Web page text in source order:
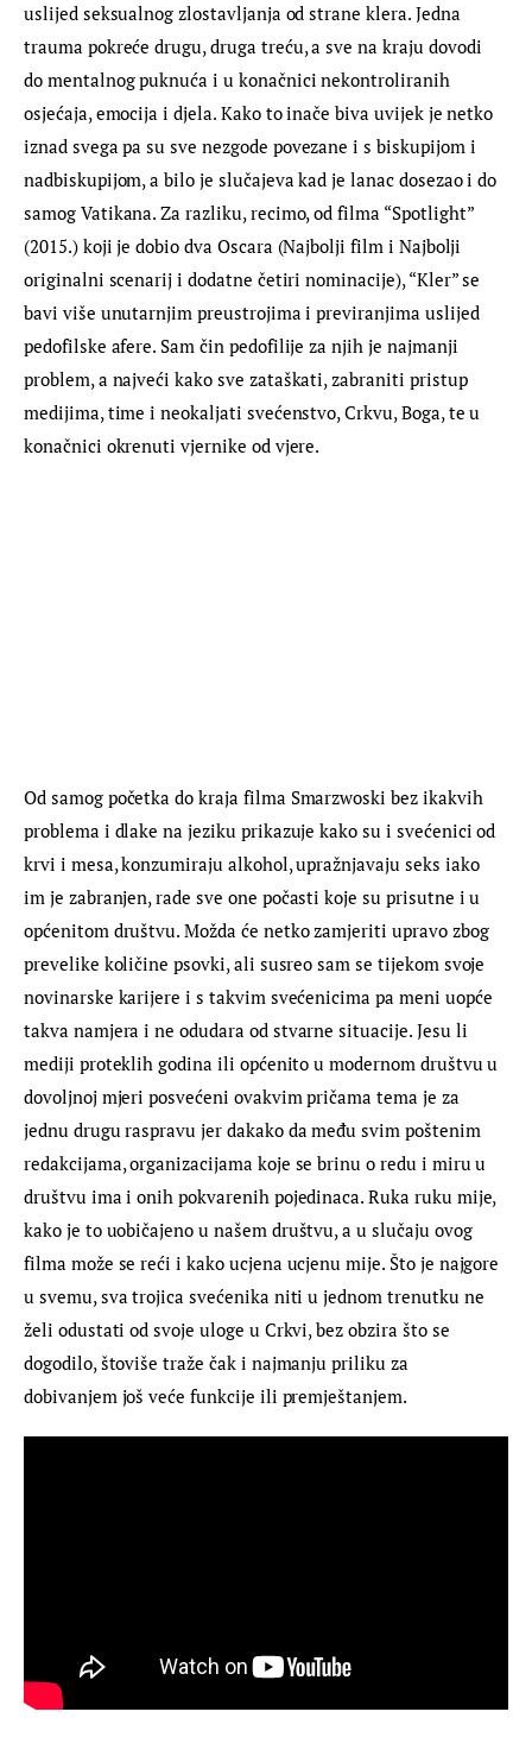
uslijed seksualnog zlostavljanja od strane klera. Jedna
trauma pokreće drugu, druga treću, a sve na kraju dovodi
do mentalnog puknuća i u konačnici nekontroliranih
osjećaja, emocija i djela. Kako to inače biva uvijek je netko
iznad svega pa su sve nezgode povezane i s biskupijom i
nadbiskupijom, a bilo je slučajeva kad je lanac dosezao i do
samog Vatikana. Za razliku, recimo, od filma “Spotlight”
(2015.) koji je dobio dva Oscara (Najbolji film i Najbolji
originalni scenarij i dodatne četiri nominacije), “Kler” se
bavi više unutarnjim preustrojima i previranjima uslijed
pedofilske afere. Sam čin pedofilije za njih je najmanji
problem, a najveći kako sve zataškati, zabraniti pristup
medijima, time i neokaljati svećenstvo, Crkvu, Boga, te u
konačnici okrenuti vjernike od vjere.
Od samog početka do kraja filma Smarzwoski bez ikakvih
problema i dlake na jeziku prikazuje kako su i svećenici od
krvi i mesa, konzumiraju alkohol, upražnjavaju seks iako
im je zabranjen, rade sve one počasti koje su prisutne i u
općenitom društvu. Možda će netko zamjeriti upravo zbog
prevelike količine psovki, ali susreo sam se tijekom svoje
novinarske karijere i s takvim svećenicima pa meni uopće
takva namjera i ne odudara od stvarne situacije. Jesu li
mediji proteklih godina ili općenito u modernom društvu u
dovoljnoj mjeri posvećeni ovakvim pričama tema je za
jednu drugu raspravu jer dakako da među svim poštenim
redakcijama, organizacijama koje se brinu o redu i miru u
društvu ima i onih pokvarenih pojedinaca. Ruka ruku mije,
kako je to uobičajeno u našem društvu, a u slučaju ovog
filma može se reći i kako ucjena ucjenu mije. Što je najgore
u svemu, sva trojica svećenika niti u jednom trenutku ne
želi odustati od svoje uloge u Crkvi, bez obzira što se
dogodilo, štoviše traže čak i najmanju priliku za
dobivanjem još veće funkcije ili premještanjem.